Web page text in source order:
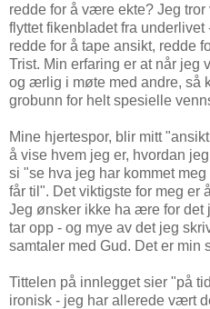
redde for å være ekte? Jeg
flyttet fikenbladet fra
redde for å tape ansikt, redde
Trist. Min erfaring er at når
og ærlig i møte med andre, så
grobunn for helt spesielle
Mine hjertespor, blir mitt
å vise hvem jeg er, hvordan
si "se hva jeg har kommet
får til". Det viktigste for meg er
Jeg ønsker ikke ha ære for det
tar opp - og mye av det jeg
samtaler med Gud. Det er min
Tittelen på innlegget sier "på
ironisk - jeg har allerede vært